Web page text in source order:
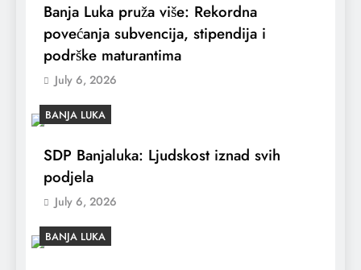
Banja Luka pruža više: Rekordna
povećanja subvencija, stipendija i
podrške maturantima
July 6, 2026
BANJA LUKA
SDP Banjaluka: Ljudskost iznad svih
podjela
July 6, 2026
BANJA LUKA